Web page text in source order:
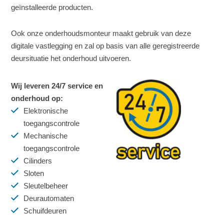
geïnstalleerde producten.
Ook onze onderhoudsmonteur maakt gebruik van deze
digitale vastlegging en zal op basis van alle geregistreerde
deursituatie het onderhoud uitvoeren.
Wij leveren 24/7 service en
onderhoud op:
Elektronische
toegangscontrole
Mechanische
toegangscontrole
Cilinders
Sloten
Sleutelbeheer
Deurautomaten
Schuifdeuren